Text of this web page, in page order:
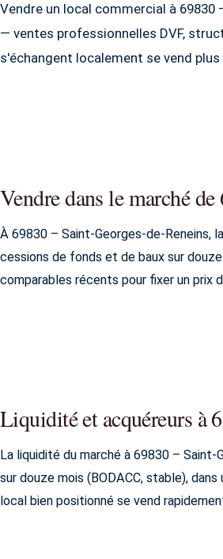
Vendre un local commercial à 69830
— ventes professionnelles DVF,
s'échangent localement se vend plus
Vendre dans le marché
À 69830 – Saint-Georges-de-Reneins,
cessions de fonds et de baux sur
comparables récents pour fixer un prix
Liquidité et acquéreurs à
La liquidité du marché à 69830 –
sur douze mois (BODACC, stable),
local bien positionné se vend